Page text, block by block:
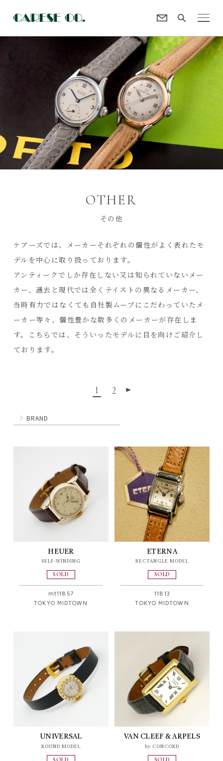
OTHER
その他
ケアーズでは、メーカーそれぞれの個性がよく表れたモ
デルを中心に取り扱っております。
アンティークでしか存在しない又は知られていないメー
カー、過去と現代では全くテイストの異なるメーカー、
当時有力ではなくても自社製ムーブにこだわっていたメ
ーカー等々、個性豊かな数多くのメーカーが存在しま
す。こちらでは、そういったモデルに目を向けご紹介し
ております。
1 2 ▶
BRAND
HEUER
SELF-WINDING
SOLD
mt11857
TOKYO MIDTOWN
ETERNA
RECTANGLE MODEL
SOLD
11813
TOKYO MIDTOWN
UNIVERSAL
ROUND MODEL
SOLD
VAN CLEEF & ARPELS
by CONCORD
SOLD